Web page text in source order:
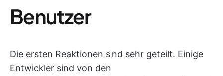
Benutzer
Die ersten Reaktionen sind sehr geteilt. Einige
Entwickler sind von den